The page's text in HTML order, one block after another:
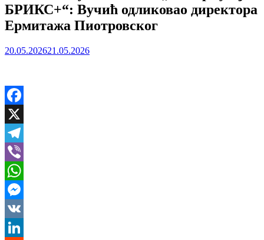
БРИКС+“: Вучић одликовао директора
Ермитажа Пиотровског
20.05.202621.05.2026
Facebook
X
Telegram
Viber
WhatsApp
Messenger
VK